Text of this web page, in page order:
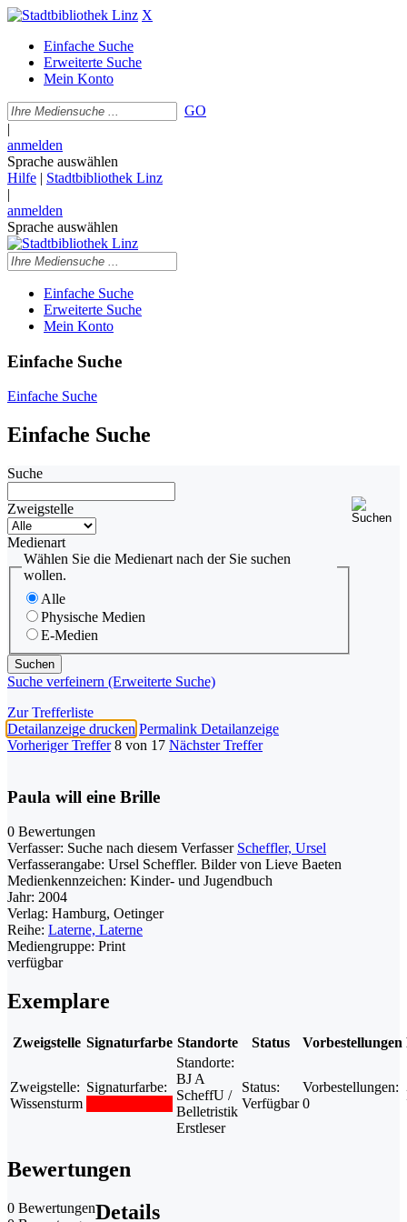
X
Einfache Suche
Erweiterte Suche
Mein Konto
GO
|
anmelden
Sprache auswählen
Hilfe | Stadtbibliothek Linz
|
anmelden
Sprache auswählen
Einfache Suche
Erweiterte Suche
Mein Konto
Einfache Suche
Einfache Suche
Einfache Suche
Suche
Zweigstelle
Medienart
Wählen Sie die Medienart nach der Sie suchen
wollen.
Alle
Physische Medien
E-Medien
Suche verfeinern (Erweiterte Suche)
Zur Trefferliste
Detailanzeige drucken Permalink Detailanzeige
Vorheriger Treffer 8 von 17 Nächster Treffer
Paula will eine Brille
0 Bewertungen
Verfasser: Suche nach diesem Verfasser Scheffler, Ursel
Verfasserangabe: Ursel Scheffler. Bilder von Lieve Baeten
Medienkennzeichen: Kinder- und Jugendbuch
Jahr: 2004
Verlag: Hamburg, Oetinger
Reihe: Laterne, Laterne
Mediengruppe: Print
verfügbar
Exemplare
Zweigstelle Signaturfarbe Standorte Status Vorbestellungen
Zweigstelle:
Wissensturm
Signaturfarbe:
Standorte:
BJ A
ScheffU /
Belletristik
Erstleser
Status:
Verfügbar
Vorbestellungen:
0
Bewertungen
0 BewertungenDetails